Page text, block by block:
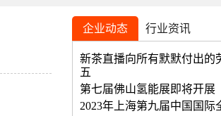
企业动态 行业资讯
新茶直播向所有默默付出
五
第七届佛山氢能展即将开展
2023年上海第九届中国国际